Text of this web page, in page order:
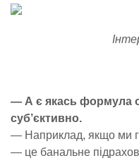
— А є якась формула
суб’єктивно.
— Наприклад, якщо ми
— це банальне